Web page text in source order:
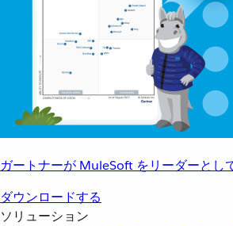
ガートナーが MuleSoft をリーダーとし
ダウンロードする
ソリューション